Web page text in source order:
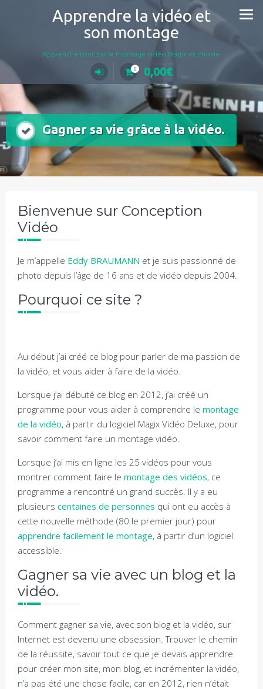
Apprendre la vidéo et
son montage
Apprendre tout sur le montage vidéo Magix et Imovie.
0 0,00€
Gagner sa vie grâce à la vidéo.
Bienvenue sur Conception
Vidéo
Je m’appelle Eddy BRAUMANN et je suis passionné de
photo depuis l’âge de 16 ans et de vidéo depuis 2004.
Pourquoi ce site ?
Au début j’ai créé ce blog pour parler de ma passion de
la vidéo, et vous aider à faire de la vidéo.
Lorsque j’ai débuté ce blog en 2012, j’ai créé un
programme pour vous aider à comprendre le montage
de la vidéo, à partir du logiciel Magix Vidéo Deluxe, pour
savoir comment faire un montage vidéo.
Lorsque j’ai mis en ligne les 25 vidéos pour vous
montrer comment faire le montage des vidéos, ce
programme a rencontré un grand succès. Il y a eu
plusieurs centaines de personnes qui ont eu accès à
cette nouvelle méthode (80 le premier jour) pour
apprendre facilement le montage, à partir d’un logiciel
accessible.
Gagner sa vie avec un blog et la
vidéo.
Comment gagner sa vie, avec son blog et la vidéo, sur
Internet est devenu une obsession. Trouver le chemin
de la réussite, savoir tout ce que je devais apprendre
pour créer mon site, mon blog, et incrémenter la vidéo,
n’a pas été une chose facile, car en 2012, rien n’était